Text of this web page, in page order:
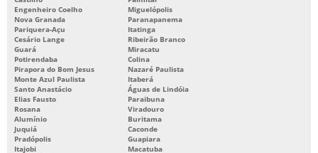
Engenheiro Coelho
Miguelópolis
Nova Granada
Paranapanema
Pariquera-Açu
Itatinga
Cesário Lange
Ribeirão Branco
Guará
Miracatu
Potirendaba
Colina
Pirapora do Bom Jesus
Nazaré Paulista
Monte Azul Paulista
Itaberá
Santo Anastácio
Águas de Lindóia
Elias Fausto
Paraibuna
Rosana
Viradouro
Alumínio
Buritama
Juquiá
Caconde
Pradópolis
Guapiara
Itajobi
Macatuba